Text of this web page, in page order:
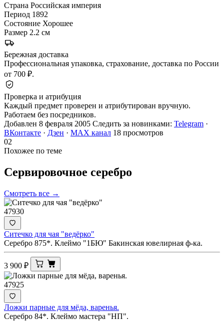
Страна Российская империя
Период 1892
Состояние Хорошее
Размер 2.2 см
Бережная доставка
Профессиональная упаковка, страхование, доставка по России
от 700 ₽.
Проверка и атрибуция
Каждый предмет проверен и атрибутирован вручную.
Работаем без посредников.
Добавлен 8 февраля 2005 Следить за новинками: Telegram ·
ВКонтакте · Дзен · MAX канал 18 просмотров
02
Похожее по теме
Сервировочное серебро
Смотреть все →
47930
Ситечко для чая "ведёрко"
Серебро 875*. Клеймо "1БЮ" Бакинская ювелирная ф-ка.
3 900 ₽
47925
Ложки парные для мёда, варенья.
Серебро 84*. Клеймо мастера "НП".